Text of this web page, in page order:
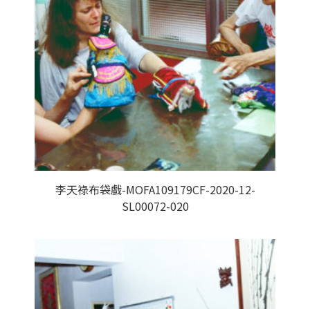
李天祿布袋戲-MOFA109179CF-2020-12-
SL00072-020